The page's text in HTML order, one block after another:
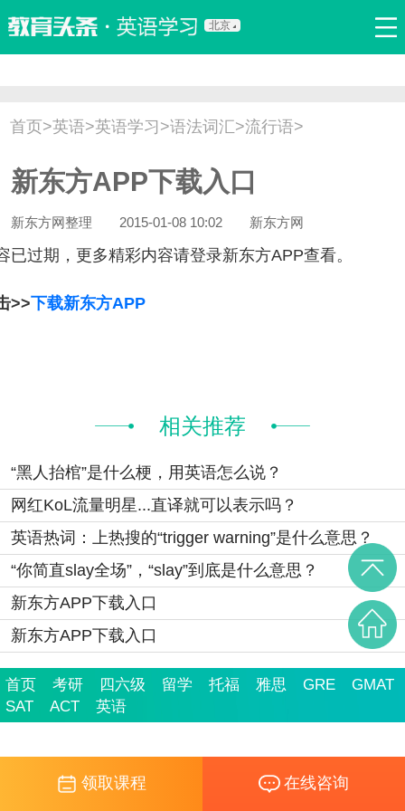
北京
双语新闻 口译翻译 职场英语 娱乐英语
流行语 新概念
首页>英语>英语学习 >语法词汇>流行语>
新东方APP下载入口
新东方网整理 2015-01-08 10:02 新东方网
已过期，更多精彩内容请登录新东方APP查看。
>>下载新东方APP
相关推荐
“黑人抬棺”是什么梗，用英语怎么说？
网红KoL流量明星...直译就可以表示吗？
英语热词：上热搜的“trigger warning”是什么意思？
“你简直slay全场”，“slay”到底是什么意思？
新东方APP下载入口
新东方APP下载入口
首页 考研 四六级 留学 托福 雅思 GRE
GMAT
SAT
ACT 英语
领取课程 在线咨询